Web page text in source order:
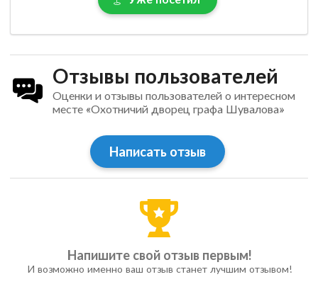
Отзывы пользователей
Оценки и отзывы пользователей о интересном
месте «Охотничий дворец графа Шувалова»
Написать отзыв
Напишите свой отзыв первым!
И возможно именно ваш отзыв станет лучшим отзывом!